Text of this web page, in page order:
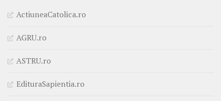
ActiuneaCatolica.ro
AGRU.ro
ASTRU.ro
EdituraSapientia.ro